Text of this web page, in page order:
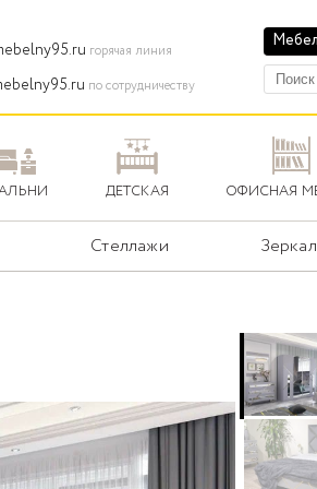
горячая линия
по сотрудничеству
ДЕТСКАЯ ОФИСНАЯ
Стеллажи